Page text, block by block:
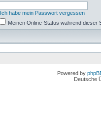
Ich habe mein Passwort vergessen
Meinen Online-Status während dieser
Powered by
Deutsche